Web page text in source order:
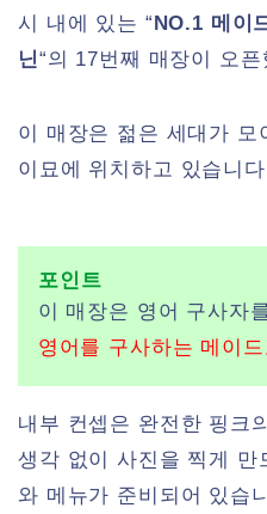
시 내에 있는 “NO.1 메이
닌“의 17번째 매장이 오픈
이 매장은 젊은 세대가
이묘에 위치하고 있습니
포인트
이 매장은 영어 구사자
영어를 구사하는 메이
내부 컨셉은 완전한 핑크
생각 없이 사진을 찍게 만
와 메뉴가 준비되어 있습